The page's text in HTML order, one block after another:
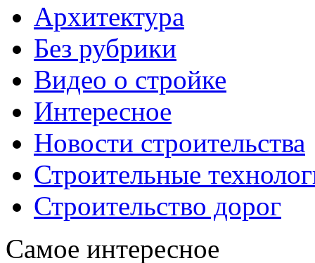
Архитектура
Без рубрики
Видео о стройке
Интересное
Новости строительства
Строительные
Строительство дорог
Самое интересное